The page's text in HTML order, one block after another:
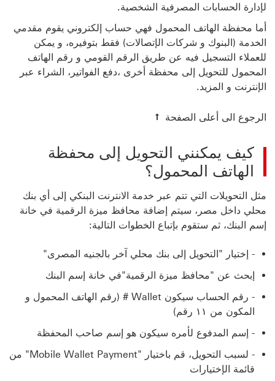
لإدارة الحسابات المصرفية الشخصية.
أما محفظة الهاتف المحمول فهي حساب إلكتروني يقوم مقدمي
الخدمة (البنوك و شركات الإتصالات) فقط بتوفيره، و يمكن
للعملاء التسجيل فيه عن طريق الرقم القومي و رقم الهاتف
المحمول للتحويل إلى محفظة أخرى ،دفع الفواتير، الشراء عبر
الإنترنت و المزيد.
الرجوع الى أعلى الصفحة
كيف يمكنني التحويل إلى محفظة
الهاتف المحمول؟
مثل التحويلات التي تتم عبر خدمة الانترنت البنكي إلى أي بنك
محلي داخل مصر، سيتم إضافة محافظ ميزة الرقمية في خانة
إسم البنك، ثم ستقوم بإتباع الخطوات التالية:
- إختيار "التحويل إلى بنك محلي آخر بالجنيه المصرى"
إبحث عن "محافظ ميزة الرقمية"في خانة إسم البنك
- رقم الحساب سيكون Wallet # (رقم الهاتف المحمول و
المكون من ۱۱ رقم)
- إسم المدفوع لأمره سيكون هو إسم صاحب المحفظة
- لسبب التحويل، قم باختيار "Mobile Wallet Payment" من
قائمة الإختيارات